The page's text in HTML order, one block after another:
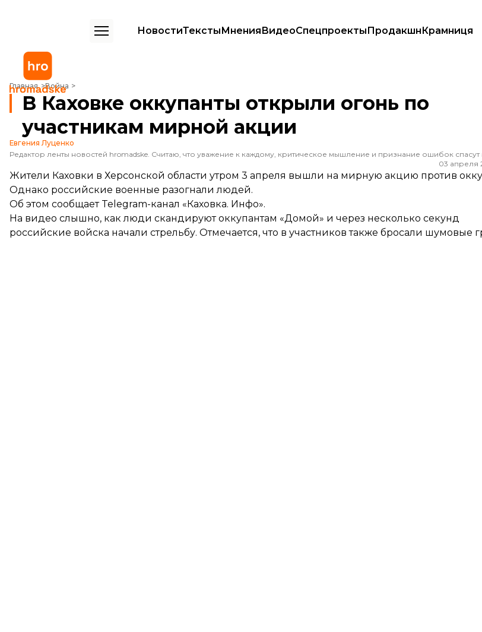
НовостиТекстыМненияВидеоСпецпроектыПродакшнКрамниця
Главная Война
В Каховке оккупанты открыли огонь по участникам мирной акции
В Каховке оккупанты открыли огонь по
участникам мирной акции
Евгения Луценко
03 апреля
Жители Каховки в Херсонской области утром 3 апреля вышли на мирную акцию против
Однако российские военные разогнали людей.
Об этом сообщаетTelegram-канал «Каховка. Инфо».
На видео слышно, как люди скандируют оккупантам «Домой» и через несколько секунд
российские войска начали стрельбу. Отмечается, что в участников также бросали шумовые